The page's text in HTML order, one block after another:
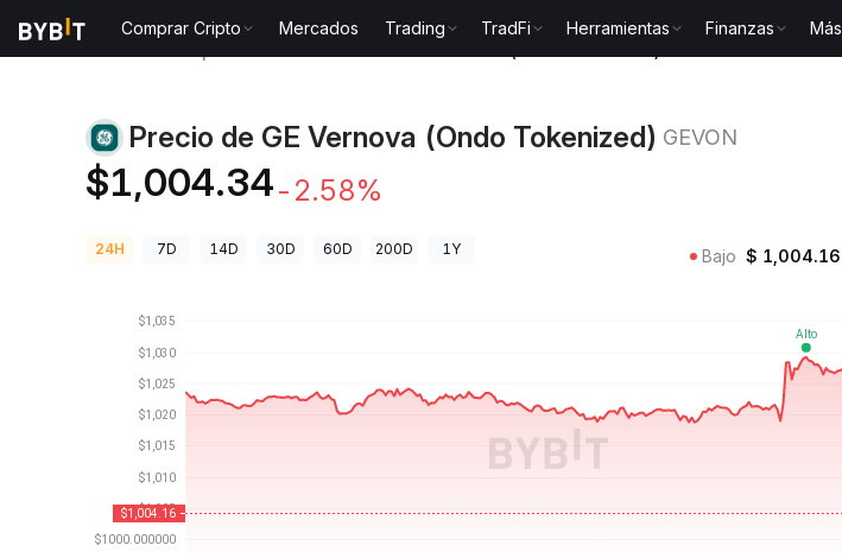
Comprar Cripto Mercados Trading TradFi Herramientas Finanzas Más
Precio de GE Vernova (Ondo Tokenized) GEVON
$1,004.34-2.58%
24H 7D 14D 30D 60D 200D 1Y Bajo $ 1,004.16